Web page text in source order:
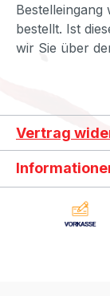
bestellt. Ist
wir Sie über
Vertrag